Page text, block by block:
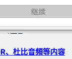
、杜比音頻等内容